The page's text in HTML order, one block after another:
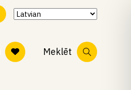
Meklēt